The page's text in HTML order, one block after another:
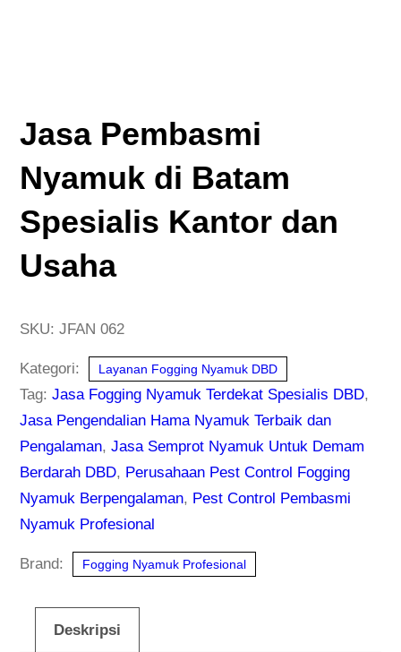
Jasa Pembasmi
Nyamuk di Batam
Spesialis Kantor dan
Usaha
SKU:JFAN 062
Kategori: Layanan Fogging Nyamuk DBD
Tag:Jasa Fogging Nyamuk Terdekat Spesialis DBD,
Jasa Pengendalian Hama Nyamuk Terbaik dan
Pengalaman,Jasa Semprot Nyamuk Untuk Demam
Berdarah DBD, Perusahaan Pest Control Fogging
Nyamuk Berpengalaman, Pest Control Pembasmi
Nyamuk Profesional
Brand: Fogging Nyamuk Profesional
Deskripsi